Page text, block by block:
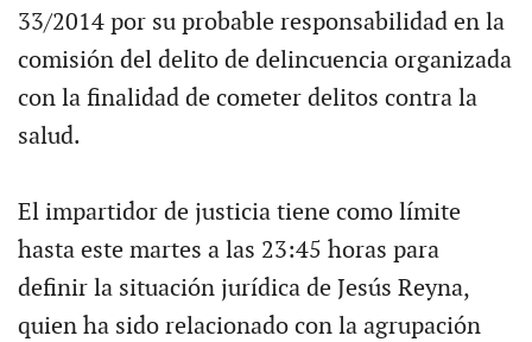
33/2014 por su probable responsabilidad en la
comisión del delito de delincuencia organizada
con la finalidad de cometer delitos contra la
salud.
El impartidor de justicia tiene como límite
hasta este martes a las 23:45 horas para
definir la situación jurídica de Jesús Reyna,
quien ha sido relacionado con la agrupación